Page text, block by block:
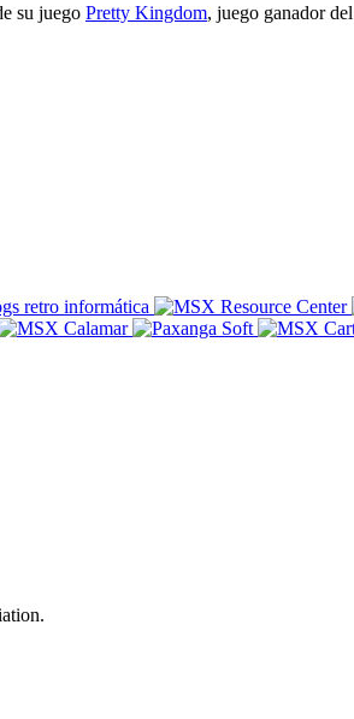
su juego Pretty Kingdom, juego ganador